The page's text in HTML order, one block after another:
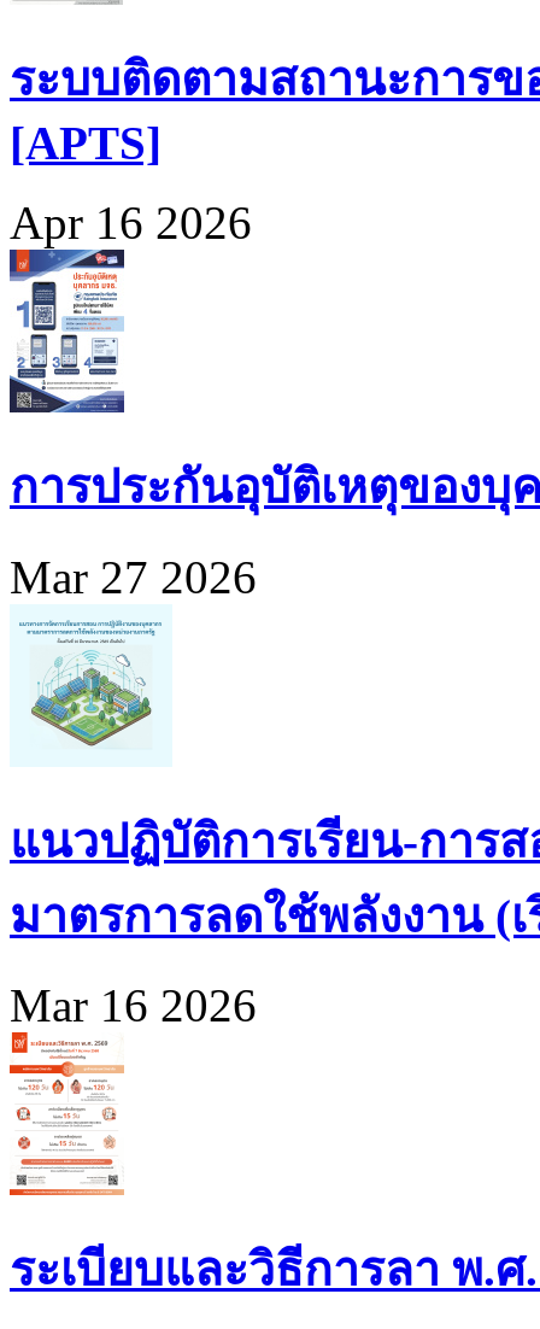
ระบบติดตามสถานะการ
[APTS]
Apr 16 2026
การประกันอุบัติเหตุของบุ
Mar 27 2026
แนวปฏิบัติการเรียน-การ
มาตรการลดใช้พลังงาน (เ
Mar 16 2026
ระเบียบและวิธีการลา พ.ศ.